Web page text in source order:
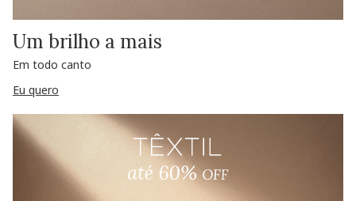
Um brilho a mais
Em todo canto
Eu quero